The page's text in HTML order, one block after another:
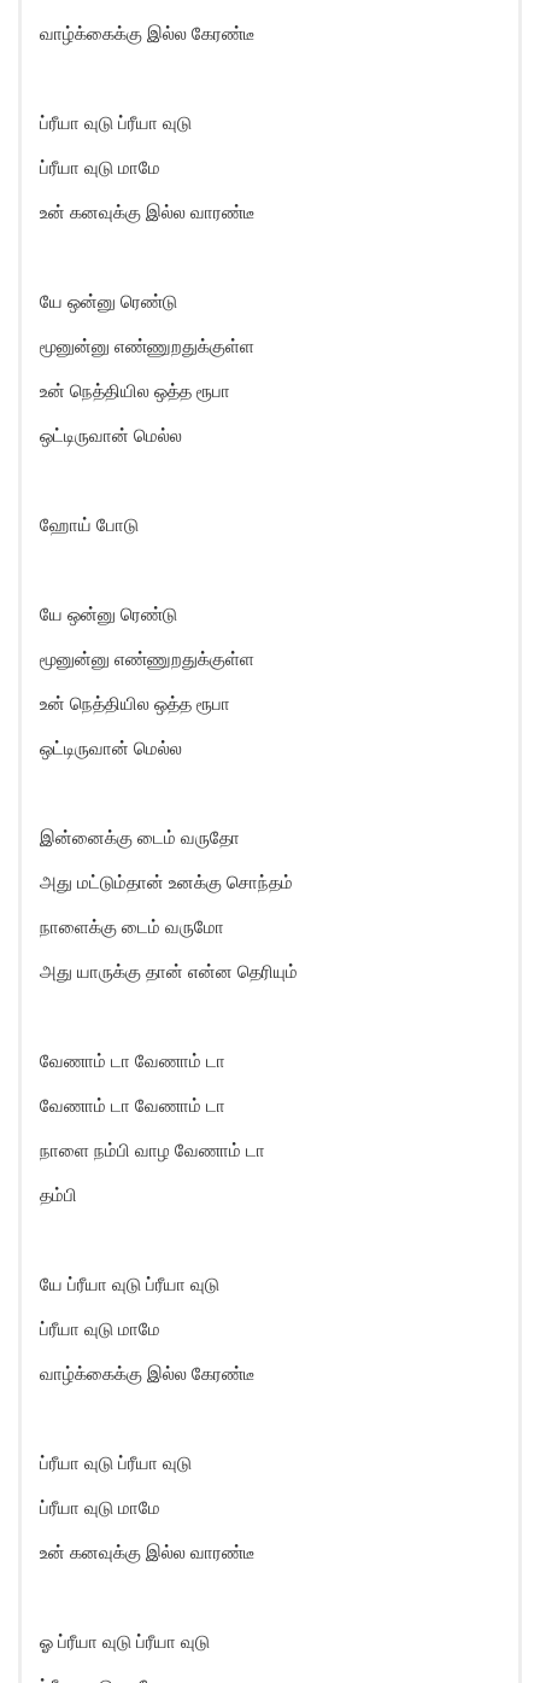
வாழ்க்கைக்கு இல்ல கேரண்டீ
ப்ரீயா வுடு ப்ரீயா வுடு
ப்ரீயா வுடு மாமே
உன் கனவுக்கு இல்ல வாரண்டீ
யே ஒன்னு ரெண்டு
மூனுன்னு எண்ணுறதுக்குள்ள
உன் நெத்தியில ஒத்த ரூபா
ஒட்டிருவான் மெல்ல
ஹோய் போடு
யே ஒன்னு ரெண்டு
மூனுன்னு எண்ணுறதுக்குள்ள
உன் நெத்தியில ஒத்த ரூபா
ஒட்டிருவான் மெல்ல
இன்னைக்கு டைம் வருதோ
அது மட்டும்தான் உனக்கு சொந்தம்
நாளைக்கு டைம் வருமோ
அது யாருக்கு தான் என்ன தெரியும்
வேணாம் டா வேணாம் டா
வேணாம் டா வேணாம் டா
நாளை நம்பி வாழ வேணாம் டா
தம்பி
யே ப்ரீயா வுடு ப்ரீயா வுடு
ப்ரீயா வுடு மாமே
வாழ்க்கைக்கு இல்ல கேரண்டீ
ப்ரீயா வுடு ப்ரீயா வுடு
ப்ரீயா வுடு மாமே
உன் கனவுக்கு இல்ல வாரண்டீ
ஓ ப்ரீயா வுடு ப்ரீயா வுடு